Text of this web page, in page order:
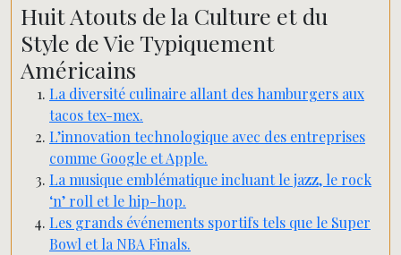
Huit Atouts de la Culture et du
Style de Vie Typiquement
Américains
La diversité culinaire allant des hamburgers aux
tacos tex-mex.
L’innovation technologique avec des entreprises
comme Google et Apple.
La musique emblématique incluant le jazz, le rock
‘n’ roll et le hip-hop.
Les grands événements sportifs tels que le Super
Bowl et la NBA Finals.